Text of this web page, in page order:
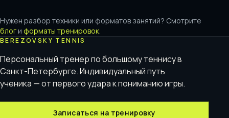
Нужен разбор техники или форматов занятий? Смотрите
блог и форматы тренировок.
BEREZOVSKY TENNIS
Персональный тренер по большому теннису в
Санкт-Петербурге. Индивидуальный путь
ученика — от первого удара к пониманию игры.
Записаться на тренировку